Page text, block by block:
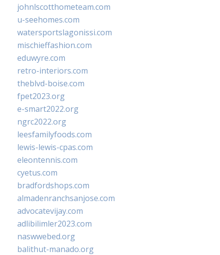
johnlscotthometeam.com
u-seehomes.com
watersportslagonissi.com
mischieffashion.com
eduwyre.com
retro-interiors.com
theblvd-boise.com
fpet2023.org
e-smart2022.org
ngrc2022.org
leesfamilyfoods.com
lewis-lewis-cpas.com
eleontennis.com
cyetus.com
bradfordshops.com
almadenranchsanjose.com
advocatevijay.com
adlibilimler2023.com
naswwebed.org
balithut-manado.org